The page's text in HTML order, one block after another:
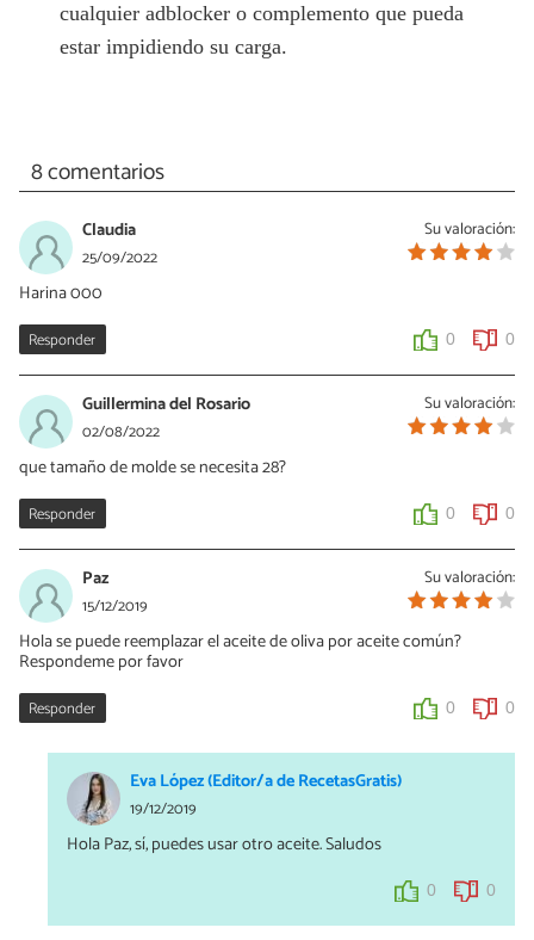
cualquier adblocker o complemento que pueda
estar impidiendo su carga.
8 comentarios
Su valoración:
Claudia
25/09/2022
Harina 000
Responder 0 0
Su valoración:
Guillermina del Rosario
02/08/2022
que tamaño de molde se necesita 28?
Responder 0 0
Su valoración:
Paz
15/12/2019
Hola se puede reemplazar el aceite de oliva por aceite común?
Respondeme por favor
Responder 0 0
Eva López (Editor/a de RecetasGratis)
19/12/2019
Hola Paz, sí, puedes usar otro aceite. Saludos
0 0